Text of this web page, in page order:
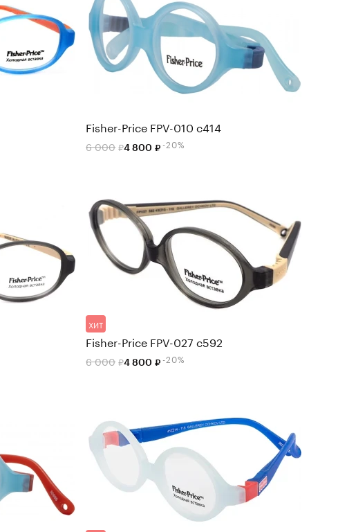
Fisher-Price FPV-010 c414
6 000 4 800 -20%
ХИТ
Fisher-Price FPV-027 c592
6 000 4 800 -20%